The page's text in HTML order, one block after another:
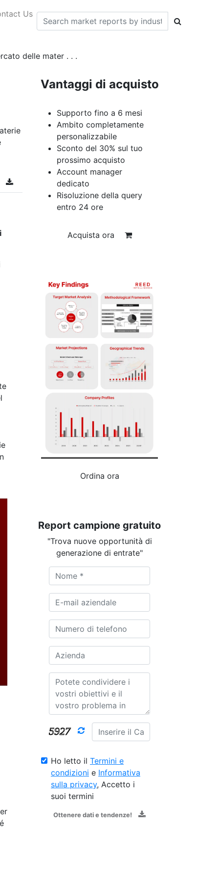
Us
delle mater . . .
Vantaggi di acquisto
Supporto fino a 6 mesi
Ambito completamente
personalizzabile
Sconto del 30% sul tuo
prossimo acquisto
Account manager
dedicato
Risoluzione della query
entro 24 ore
Acquista ora
Ordina ora
Report campione gratuito
"Trova nuove opportunità di
generazione di entrate"
Ho letto il Termini e
condizioni e Informativa
sulla privacy, Accetto i
suoi termini
Ottenere dati e tendenze!